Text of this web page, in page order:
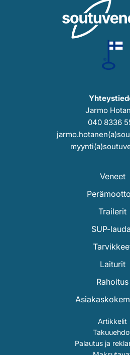
Jarmo
040 8336
Veneet
Trailerit
SUP-
Laiturit
Rahoitus
Artikkelit
Palautus ja